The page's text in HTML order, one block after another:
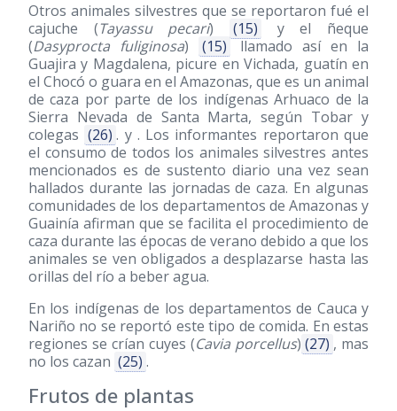
Otros animales silvestres que se reportaron fué el
cajuche (Tayassu pecari) (15)
y el ñeque
(Dasyprocta fuliginosa) (15)
llamado así en la
Guajira y Magdalena, picure en Vichada, guatín en
el Chocó o guara en el Amazonas, que es un animal
de caza por parte de los indígenas Arhuaco de la
Sierra Nevada de Santa Marta, según Tobar y
colegas (26) . y . Los informantes reportaron que
el consumo de todos los animales silvestres antes
mencionados es de sustento diario una vez sean
hallados durante las jornadas de caza. En algunas
comunidades de los departamentos de Amazonas y
Guainía afirman que se facilita el procedimiento de
caza durante las épocas de verano debido a que los
animales se ven obligados a desplazarse hasta las
orillas del río a beber agua.
En los indígenas de los departamentos de Cauca y
Nariño no se reportó este tipo de comida. En estas
regiones se crían cuyes (Cavia porcellus) (27) , mas
no los cazan (25) .
Frutos de plantas